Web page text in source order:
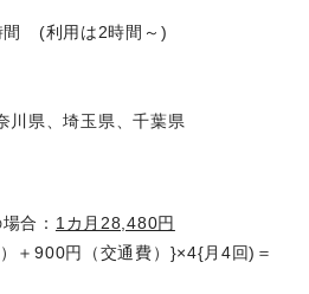
間 (利用は2時間～)
川県、埼玉県、千葉県
合： 1カ月28,480円
＋900円（交通費）}×4{月4回)＝